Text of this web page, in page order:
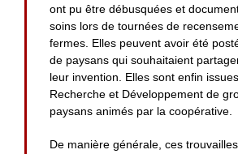
ont pu être débusquées et
soins lors de tournées de
fermes. Elles peuvent avoir été
de paysans qui souhaitaient
leur invention. Elles sont enfin
Recherche et Développement de
paysans animés par la coopérative.
De manière générale, ces